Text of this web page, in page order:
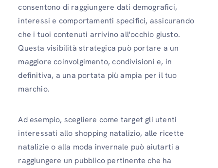
consentono di raggiungere dati demografici,
interessi e comportamenti specifici, assicurando
che i tuoi contenuti arrivino all'occhio giusto.
Questa visibilità strategica può portare a un
maggiore coinvolgimento, condivisioni e, in
definitiva, a una portata più ampia per il tuo
marchio.
Ad esempio, scegliere come target gli utenti
interessati allo shopping natalizio, alle ricette
natalizie o alla moda invernale può aiutarti a
raggiungere un pubblico pertinente che ha